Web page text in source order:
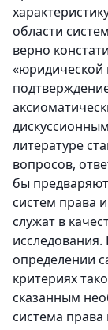
области
верно
«юридической
литературе
вопросов,
бы
систем права
служат в
определении
критериях
сказанным
система